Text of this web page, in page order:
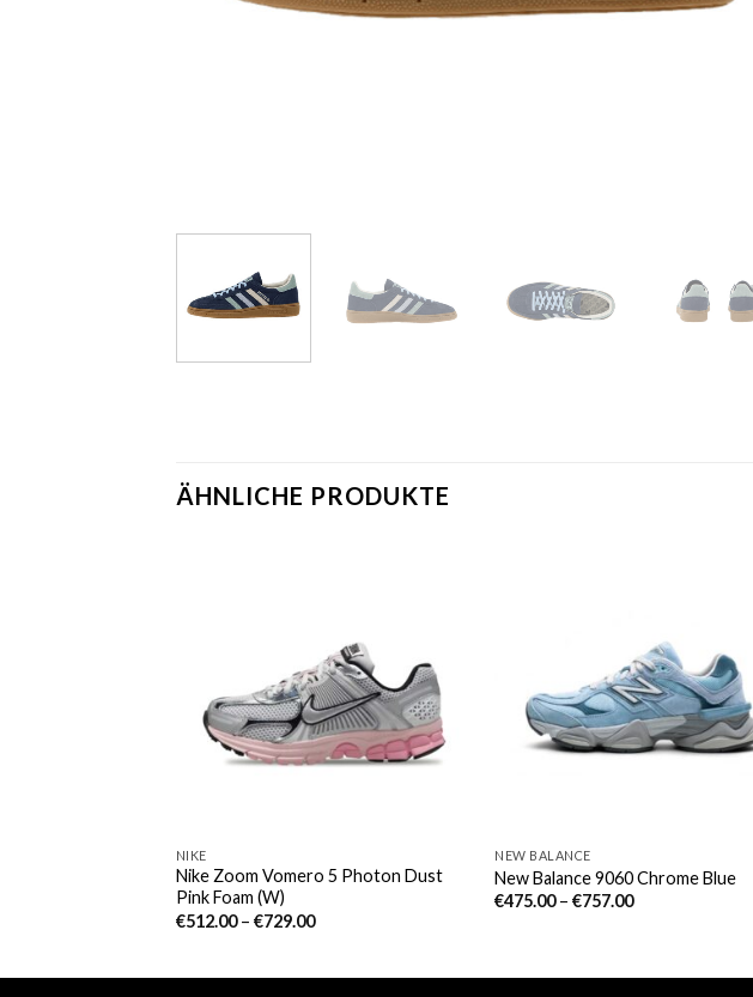
ÄHNLICHE PRODUKTE
NIKE
Nike Zoom Vomero 5 Photon Dust
Pink Foam (W)
€512.00– €729.00
NEW BALANCE
New Balance 9060 Chrome Blue
€475.00–€757.00